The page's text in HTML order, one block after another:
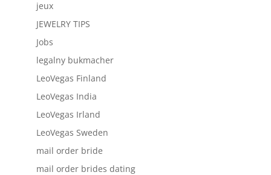
jeux
JEWELRY TIPS
Jobs
legalny bukmacher
LeoVegas Finland
LeoVegas India
LeoVegas Irland
LeoVegas Sweden
mail order bride
mail order brides dating